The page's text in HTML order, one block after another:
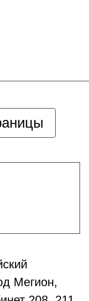
Мегион,